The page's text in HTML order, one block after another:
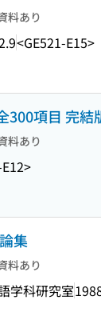
料あり
<GE521-E15>
300項目 完結
料あり
集
料あり
学科研究室